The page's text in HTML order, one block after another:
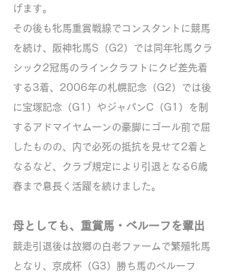
げます。
その後も牝馬重賞戦線でコンスタントに競馬
を続け、阪神牝馬S（G2）では同年牝馬クラ
シック2冠馬のラインクラフトにクビ差先着
する3着、2006年の札幌記念（G2）では後
に宝塚記念（G1）やジャパンC（G1）を制
するアドマイヤムーンの豪脚にゴール前で屈
したものの、内で必死の抵抗を見せて2着と
なるなど、クラブ規定により引退となる6歳
春まで息長く活躍を続けました。
母としても、重賞馬・ベルーフを輩出
競走引退後は故郷の白老ファームで繁殖牝馬
となり、京成杯（G3）勝ち馬のベルーフ